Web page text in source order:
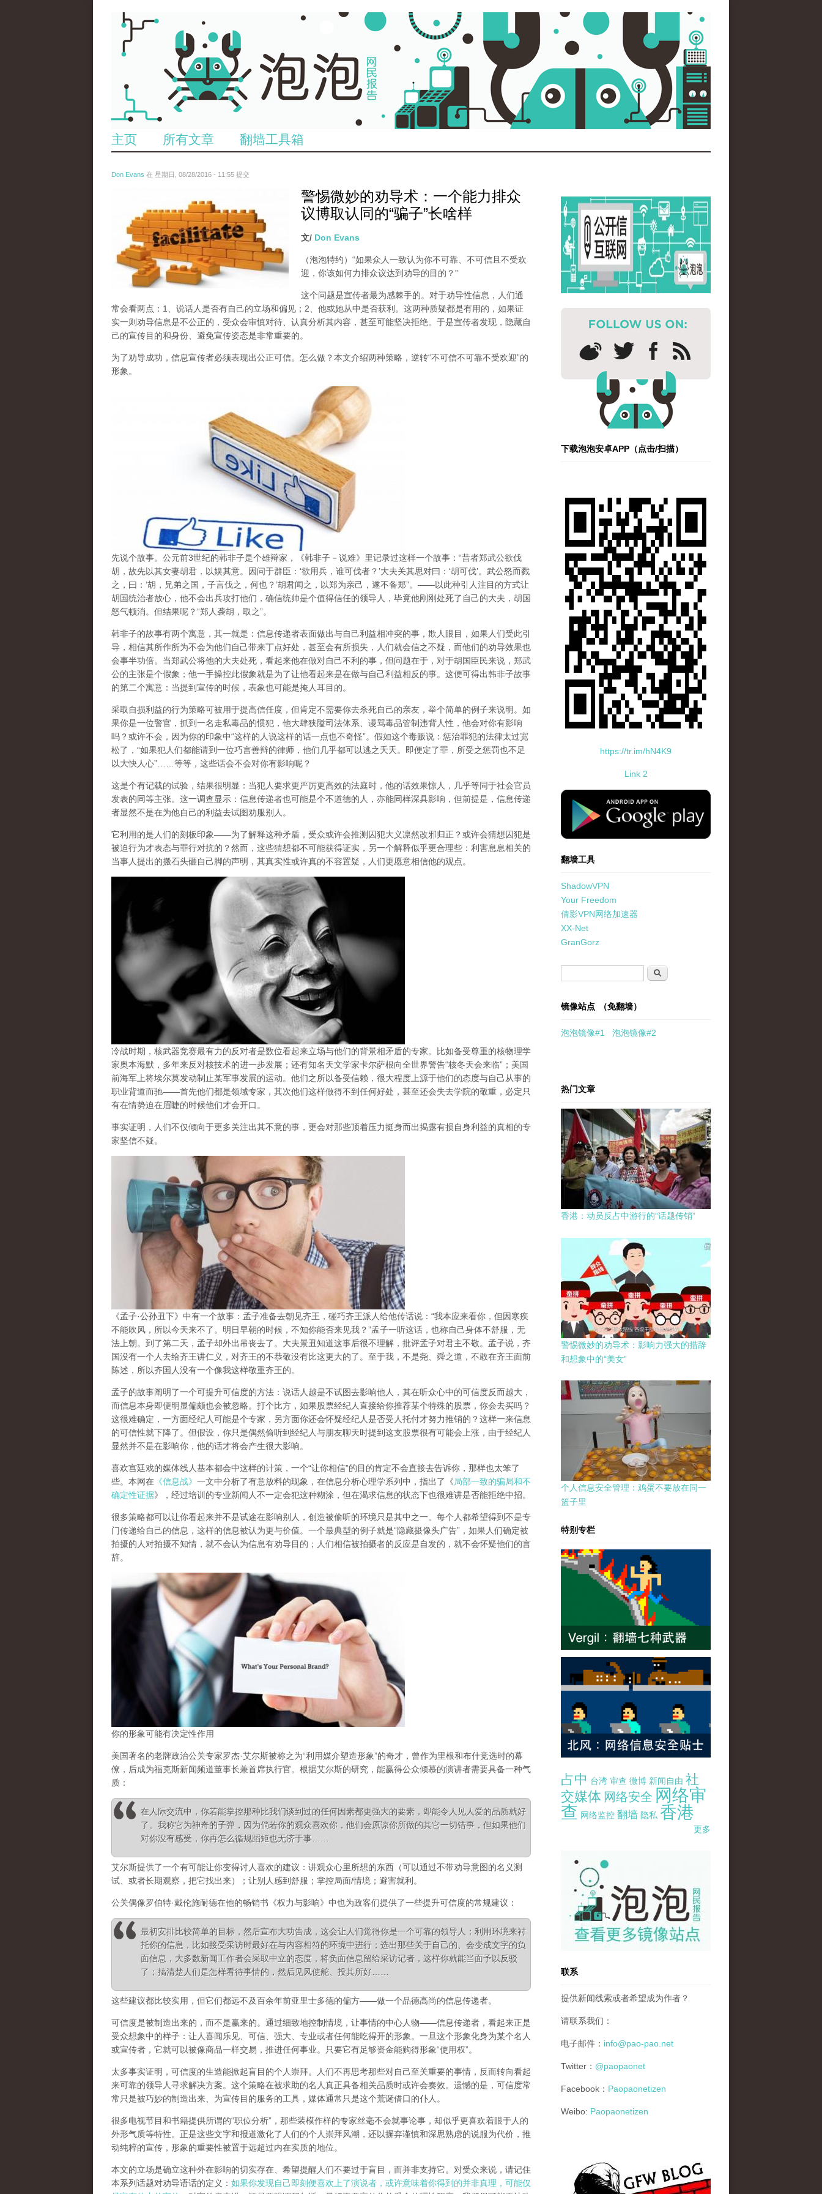
主页 所有文章 翻墙工具箱
Don Evans 在 星期日, 08/28/2016 - 11:55 提交
警惕微妙的劝导术：一个能力排众
议博取认同的“骗子”长啥样
文/ Don Evans
（泡泡特约）“如果众人一致认为你不可靠、不可信且不受欢
迎，你该如何力排众议达到劝导的目的？”
这个问题是宣传者最为感棘手的。对于劝导性信息， 人们通
常会看两点 ：1、说话人是否有自己的立场和偏见；2、他或她从中是否获利。这两种质疑都是有用的，如果证
实一则劝导信息是不公正的，受众会审慎对待、认真分析其内容，甚至可能坚决拒绝。于是宣传者发现， 隐藏自
己的宣传目的和身份、避免宣传姿态是非常重要的。
为了劝导成功，信息宣传者必须表现出公正可信。怎么做？本文介绍两种策略 ，逆转“不可信不可靠不受欢迎”的
形象。
先说个故事。公元前3世纪的韩非子是个雄辩家，《韩非子－说难》里记录过这样一个故事：“昔者郑武公欲伐
胡，故先以其女妻胡君，以娱其意。因问于群臣：‘欲用兵，谁可伐者？’大夫关其思对曰：‘胡可伐’。武公怒而戮
之，曰：‘胡，兄弟之国，子言伐之，何也？’胡君闻之，以郑为亲己，遂不备郑”。——以此种引人注目的方式让
胡国统治者放心，他不会出兵攻打他们，确信统帅是个值得信任的领导人，毕竟他刚刚处死了自己的大夫，胡国
怒气顿消。但结果呢？“郑人袭胡，取之”。
韩非子的故事有两个寓意，其一就是： 信息传递者表面做出与自己利益相冲突的事，欺人眼目 ，如果人们受此引
导，相信其所作所为不会为他们自己带来丁点好处，甚至会有所损失，人们就会信之不疑，而他们的劝导效果也
会事半功倍。当郑武公将他的大夫处死，看起来他在做对自己不利的事，但问题在于，对于胡国臣民来说，郑武
公的主张是个假象；他一手操控此假象就是为了让他看起来是在做与自己利益相反的事。这便可得出韩非子故事
的第二个寓意： 当提到宣传的时候，表象也可能是掩人耳目的。
采取自损利益的行为策略可被用于提高信任度，但肯定不需要你去杀死自己的亲友，举个简单的例子来说明。如
果你是一位警官，抓到一名走私毒品的惯犯，他大肆狭隘司法体系、谩骂毒品管制违背人性，他会对你有影响
吗？或许不会，因为你的印象中“这样的人说这样的话一点也不奇怪”。假如这个毒贩说：惩治罪犯的法律太过宽
松了，“如果犯人们都能请到一位巧言善辩的律师，他们几乎都可以逃之夭夭。即便定了罪，所受之惩罚也不足
以大快人心”……等等，这些话会不会对你有影响呢？
这是个有记载的试验，结果很明显：当犯人要求更严厉更高效的法庭时，他的话效果惊人，几乎等同于社会官员
发表的同等主张。这一调查显示：信息传递者也可能是个不道德的人，亦能同样深具影响，但前提是， 信息传递
者显然不是在为他自己的利益去试图劝服别人 。
它利用的是人们的刻板印象——为了解释这种矛盾，受众或许会推测囚犯大义凛然改邪归正？或许会猜想囚犯是
被迫行为才表态与罪行对抗的？然而，这些猜想都不可能获得证实，另一个解释似乎更合理些：利害息息相关的
当事人提出的搬石头砸自己脚的声明，其真实性或许真的不容置疑，人们更愿意相信他的观点。
冷战时期，核武器竞赛最有力的反对者是数位看起来立场与他们的背景相矛盾的专家。比如备受尊重的核物理学
家奥本海默，多年来反对核技术的进一步发展；还有知名天文学家卡尔萨根向全世界警告“核冬天会来临”；美国
前海军上将埃尔莫发动制止某军事发展的运动。 他们之所以备受信赖，很大程度上源于他们的态度与自己从事的
职业背道而驰——首先他们都是领域专家，其次他们这样做得不到任何好处，甚至还会失去学院的敬重，必定只
有在情势迫在眉睫的时候他们才会开口。
事实证明，人们不仅倾向于更多关注出其不意的事，更会对那些顶着压力挺身而出揭露有损自身利益的真相的专
家坚信不疑。
《孟子·公孙丑下》中有一个故事：孟子准备去朝见齐王，碰巧齐王派人给他传话说：“我本应来看你，但因寒疾
不能吹风，所以今天来不了。明日早朝的时候，不知你能否来见我？”孟子一听这话，也称自己身体不舒服，无
法上朝。到了第二天，孟子却外出吊丧去了。大夫景丑知道这事后很不理解，批评孟子对君主不敬。孟子说，齐
国没有一个人去给齐王讲仁义，对齐王的不恭敬没有比这更大的了。至于我，不是尧、舜之道，不敢在齐王面前
陈述，所以齐国人没有一个像我这样敬重齐王的。
孟子的故事阐明了一个可提升可信度的方法： 说话人越是不试图去影响他人，其在听众心中的可信度反而越大，
而信息本身即便明显偏颇也会被忽略。 打个比方，如果股票经纪人直接给你推荐某个特殊的股票，你会去买吗？
这很难确定，一方面经纪人可能是个专家，另方面你还会怀疑经纪人是否受人托付才努力推销的？这样一来信息
的可信性就下降了。但假设，你只是偶然偷听到经纪人与朋友聊天时提到这支股票很有可能会上涨，由于经纪人
显然并不是在影响你，他的话才将会产生很大影响。
喜欢宫廷戏的媒体线人基本都会中这样的计策，一个“让你相信”的目的肯定不会直接去告诉你，那样也太笨了
些。 本网在 《信息战》 一文中分析了有意放料的现象，在信息分析心理学系列中，指出了《局部一致的骗局和不
确定性证据》，经过培训的专业新闻人不一定会犯这种糊涂，但在渴求信息的状态下也很难讲是否能拒绝中招。
很多策略都可以让你看起来并不是试途在影响别人，创造被偷听的环境只是其中之一。 每个人都希望得到不是专
门传递给自己的信息，这样的信息被认为更与价值。一个最典型的例子就是“隐藏摄像头广告”，如果人们确定被
拍摄的人对拍摄不知情，就不会认为信息有劝导目的；人们相信被拍摄者的反应是自发的，就不会怀疑他们的言
辞。
你的形象可能有决定性作用
美国著名的老牌政治公关专家罗杰·艾尔斯被称之为“利用媒介塑造形象”的奇才，曾作为里根和布什竞选时的幕
僚，后成为福克斯新闻频道董事长兼首席执行官。根据艾尔斯的研究，能赢得公众倾慕的演讲者需要具备一种气
质：
在人际交流中，你若能掌控那种比我们谈到过的任何因素都更强大的要素，即能令人见人爱的品质就好
了。我称它为神奇的子弹，因为倘若你的观众喜欢你，他们会原谅你所做的其它一切错事，但如果他们
对你没有感受，你再怎么循规蹈矩也无济于事……
艾尔斯提供了一个有可能让你变得讨人喜欢的建议 ：讲观众心里所想的东西（可以通过不带劝导意图的名义测
试、或者长期观察，把它找出来）；让别人感到舒服；掌控局面/情境；避害就利。
公关偶像罗伯特·戴伦施耐德在他的畅销书《权力与影响》中也为政客们提供了一些提升可信度的常规建议：
最初安排比较简单的目标，然后宣布大功告成，这会让人们觉得你是一个可靠的领导人；利用环境来衬
托你的信息，比如接受采访时最好在与内容相符的环境中进行；选出那些关于自己的、会变成文字的负
面信息，大多数新闻工作者会采取中立的态度，将负面信息留给采访记者，这样你就能当面予以反驳
了；搞清楚人们是怎样看待事情的，然后见风使舵、投其所好……
这些建议都比较实用，但它们都远不及百余年前亚里士多德的偏方——做一个品德高尚的信息传递者。
可信度是被制造出来的，而不是赢来的。通过细致地控制情境，让事情的中心人物——信息传递者，看起来正是
受众想象中的样子：让人喜闻乐见、可信、强大、专业或者任何能吃得开的形象。一旦这个形象化身为某个名人
或宣传者，它就可以被像商品一样交易，推进任何事业。只要它有足够资金能购得形象“使用权”。
太多事实证明，可信度的生造能掀起盲目的个人崇拜。
人们不再思考那些对自己至关重要的事情，反而转向看起
来可靠的领导人寻求解决方案。这个策略在被求助的名人真正具备相关品质时或许会奏效。 遗憾的是，可信度常
常只是被巧妙的制造出来、为宣传目的服务的工具，媒体通常只是这个荒诞借口的仆人。
很多电视节目和书籍提供所谓的“职位分析”，那些装模作样的专家丝毫不会就事论事，却似乎更喜欢着眼于人的
外形气质等特性。正是这些文字和报道激化了人们的个人崇拜风潮，还以摒弃谨慎和深思熟虑的说服为代价，推
动纯粹的宣传，形象的重要性被置于远超过内在实质的地位。
本文的立场是确立这种外在影响的切实存在、希望提醒人们不要过于盲目，而并非支持它。对受众来说，请记住
本系列话题对劝导语话的定义： 如果你发现自己即刻便喜欢上了演说者，或许意味着你得到的并非真理，可能仅
下载泡泡安卓APP（点击/扫描）
https://tr.im/hN4K9
Link 2
standard-icon-googleplay-app-store.png
翻墙工具
ShadowVPN
Your Freedom
倩影VPN网络加速器
XX-Net
GranGorz
搜索
镜像站点 （免翻墙）
泡泡镜像#1 泡泡镜像#2
热门文章
香港：动员反占中游行的“话题传销”
警惕微妙的劝导术：影响力强大的措辞
和想象中的“美女”
个人信息安全管理：鸡蛋不要放在同一
篮子里
特别专栏
占中 台湾 审查 微博 新闻自由 社
交媒体 网络安全 网络审
查 网络监控 翻墙 隐私 香港
更多
pao-pao-banner-mirror-site-120814.jpg
联系
提供新闻线索或者希望成为作者？
请联系我们：
电子邮件： info@pao-pao.net
Twitter： @paopaonet
Facebook： Paopaonetizen
Weibo: Paopaonetizen
gfw_blog_small.jpg